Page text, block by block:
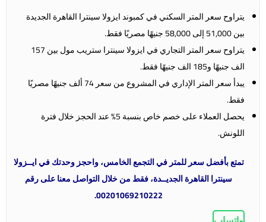
يتراوح سعر المتر السكني في كمبوند ايزولا سينترا القاهرة الجديدة
بين 51,000 إلى 58,000 جنيهًا مصريًا فقط.
يتراوح سعر المتر التجاري في ايزولا سينترا ستريب مول بين 157
الف جنيهًا و185 الف جنيهًا فقط.
يبدأ سعر المتر الإداري في المشروع من سعر 74 ألف جنيهًا مصريًا
فقط.
يحصل العملاء على خصم خاص بنسبة 5% عند الحجز خلال فترة
اللونش.
تمتع بأفضل سعر للمتر في التجمع الخامس، واحجز وحدتك في ايــزولا
سينترا القاهرة الجديــدة، فقط من خلال التواصل معنا على رقم
00201069210222.